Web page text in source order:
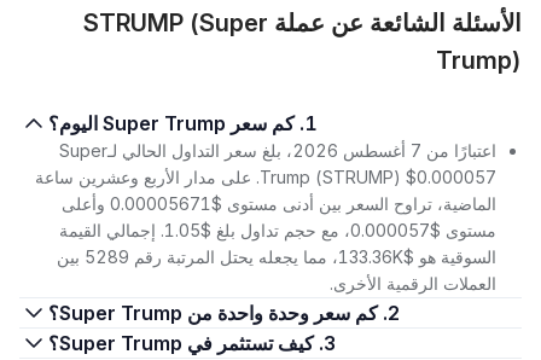
الأسئلة الشائعة عن عملة STRUMP (Super
Trump)
1. كم سعر Super Trump اليوم؟
اعتبارًا من 7 أغسطس 2026، بلغ سعر التداول الحالي لـSuper
Trump (STRUMP) $0.000057. على مدار الأربع وعشرين ساعة
الماضية، تراوح السعر بين أدنى مستوى $0.00005671 وأعلى
مستوى $0.000057، مع حجم تداول بلغ $1.05. إجمالي القيمة
السوقية هو $133.36K، مما يجعله يحتل المرتبة رقم 5289 بين
العملات الرقمية الأخرى.
2. كم سعر وحدة واحدة من Super Trump؟
3. كيف تستثمر في Super Trump؟